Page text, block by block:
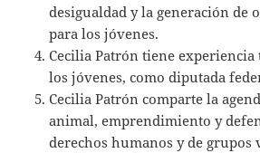
desigualdad y la generación de
para los jóvenes.
Cecilia Patrón tiene
los jóvenes, como diputada
Cecilia Patrón comparte la
animal, emprendimiento y
derechos humanos y de grupos